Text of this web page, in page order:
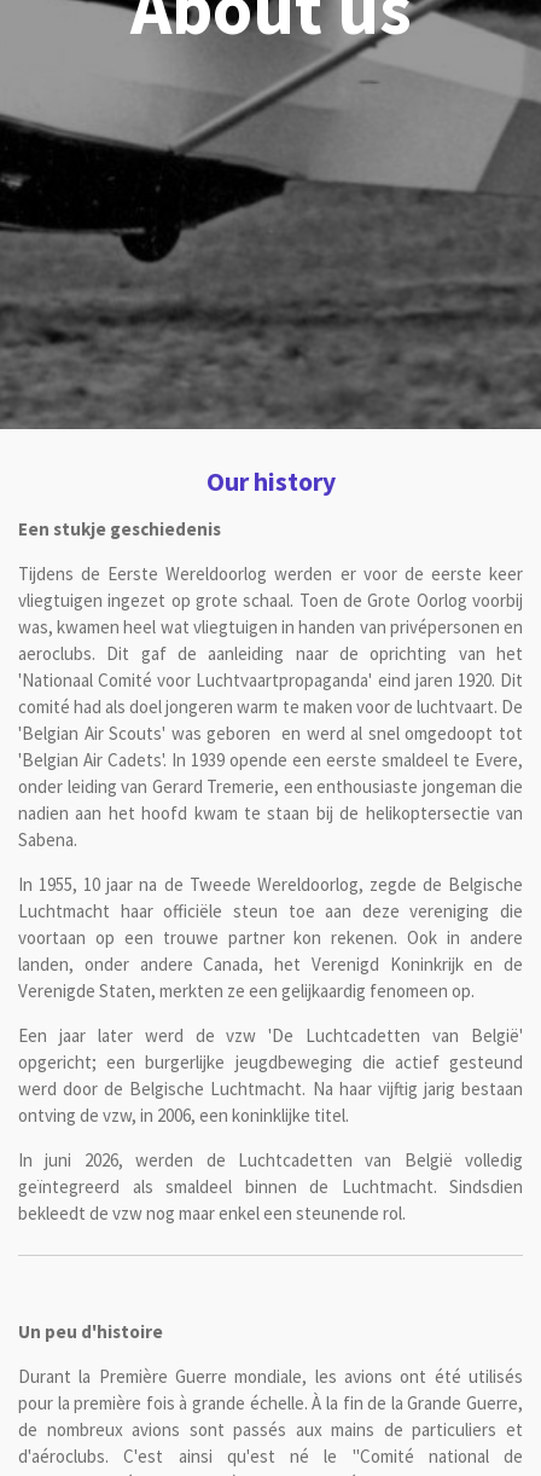
Our history
Een stukje geschiedenis
Tijdens de Eerste Wereldoorlog werden er voor de eerste keer
vliegtuigen ingezet op grote schaal. Toen de Grote Oorlog voorbij
was, kwamen heel wat vliegtuigen in handen van privépersonen en
aeroclubs. Dit gaf de aanleiding naar de oprichting van het
'Nationaal Comité voor Luchtvaartpropaganda' eind jaren 1920. Dit
comité had als doel jongeren warm te maken voor de luchtvaart. De
'Belgian Air Scouts' was geboren en werd al snel omgedoopt tot
'Belgian Air Cadets'. In 1939 opende een eerste smaldeel te Evere,
onder leiding van Gerard Tremerie, een enthousiaste jongeman die
nadien aan het hoofd kwam te staan bij de helikoptersectie van
Sabena.
In 1955, 10 jaar na de Tweede Wereldoorlog, zegde de Belgische
Luchtmacht haar officiële steun toe aan deze vereniging die
voortaan op een trouwe partner kon rekenen. Ook in andere
landen, onder andere Canada, het Verenigd Koninkrijk en de
Verenigde Staten, merkten ze een gelijkaardig fenomeen op.
Een jaar later werd de vzw 'De Luchtcadetten van België'
opgericht; een burgerlijke jeugdbeweging die actief gesteund
werd door de Belgische Luchtmacht. Na haar vijftig jarig bestaan
ontving de vzw, in 2006, een koninklijke titel.
In juni 2026, werden de Luchtcadetten van België volledig
geïntegreerd als smaldeel binnen de Luchtmacht. Sindsdien
bekleedt de vzw nog maar enkel een steunende rol.
Un peu d'histoire
Durant la Première Guerre mondiale, les avions ont été utilisés
pour la première fois à grande échelle. À la fin de la Grande Guerre,
de nombreux avions sont passés aux mains de particuliers et
d'aéroclubs. C'est ainsi qu'est né le "Comité national de